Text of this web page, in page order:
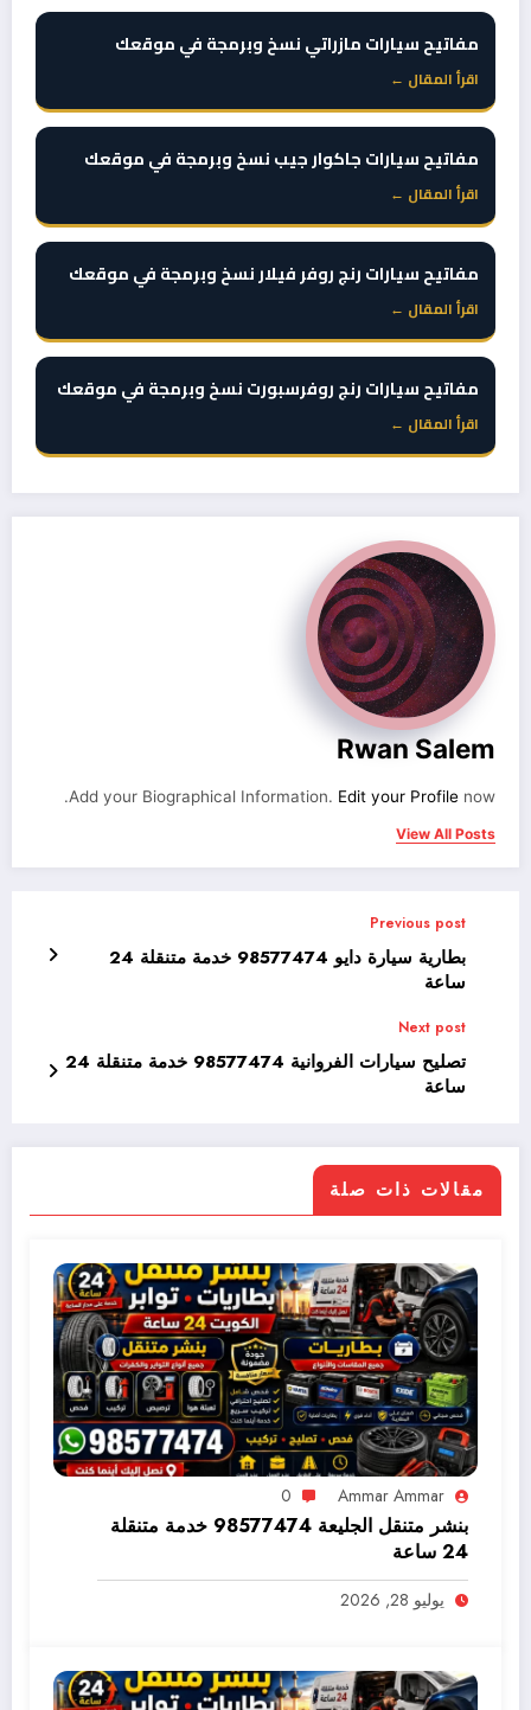
مفاتيح سيارات مازراتي نسخ وبرمجة في موقعك
اقرأ المقال ←
مفاتيح سيارات جاكوار جيب نسخ وبرمجة في موقعك
اقرأ المقال ←
مفاتيح سيارات رنج روفر فيلار نسخ وبرمجة في موقعك
اقرأ المقال ←
مفاتيح سيارات رنج روفرسبورت نسخ وبرمجة في موقعك
اقرأ المقال ←
Rwan Salem
Add your Biographical Information. Edit your Profile now.
View All Posts
Previous post
بطارية سيارة دايو 98577474 خدمة متنقلة 24
ساعة
Next post
تصليح سيارات الفروانية 98577474 خدمة متنقلة 24
ساعة
مقالات ذات صلة
Ammar Ammar
0
بنشر متنقل الجليعة 98577474 خدمة متنقلة
24 ساعة
يوليو 28, 2026